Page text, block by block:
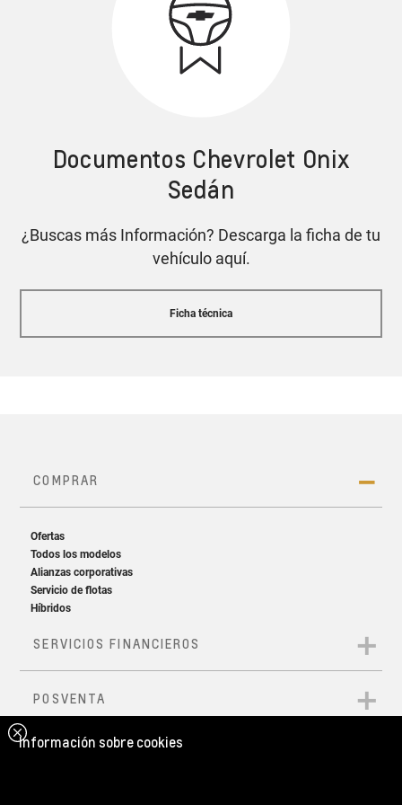
Cotiza tu Onix Sedán
Asistente de parqueo semi-automático
Características y equipamiento pueden variar según
Alerta de punto ciego
Tecnología OnStar
con asistencia 24/7
Documentos Chevrolet Onix
Sedán
¿Buscas más Información? Descarga la ficha de tu
vehículo aquí.
Ficha técnica
Información sobre cookies